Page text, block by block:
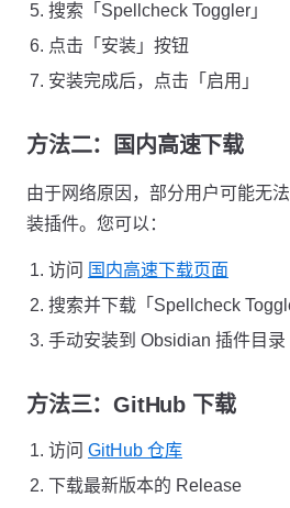
搜索「Spellcheck Toggler」
点击「安装」按钮
安装完成后，点击「启用」
方法二：国内高速下载
由于网络原因，部分用户可能无
装插件。您可以：
访问 国内高速下载页面
搜索并下载「Spellcheck
手动安装到 Obsidian 插件目录
方法三：GitHub 下载
访问 GitHub 仓库
下载最新版本的 Release